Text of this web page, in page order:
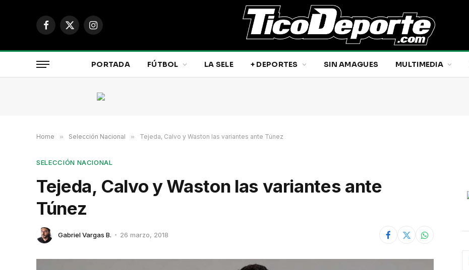
Facebook
X
Instagram
PORTADA FÚTBOL LA SELE + DEPORTES SIN AMAGUES MULTIMEDIA
Home » Selección Nacional » Tejeda, Calvo y Waston las variantes ante Túnez
SELECCIÓN NACIONAL
Tejeda, Calvo y Waston las variantes ante
Túnez
Gabriel Vargas B. 26 marzo, 2018